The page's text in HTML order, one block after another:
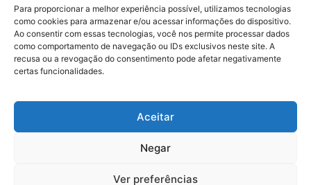
Para proporcionar a melhor experiência possível, utilizamos tecnologias
como cookies para armazenar e/ou acessar informações do dispositivo.
Ao consentir com essas tecnologias, você nos permite processar dados
como comportamento de navegação ou IDs exclusivos neste site. A
recusa ou a revogação do consentimento pode afetar negativamente
certas funcionalidades.
Aceitar
Negar
Ver preferências
CNPJ: 29.653.084/0001-44 / Central de Noticias
Sertão e Agreste
ENDEREÇO: RUA JOSE AMORIM 7A ANDAR 1,
SANTANA DO IPANEMA, ALAGOAS - BR
RESPONSÁVEL: DAVI VALÕES (82) 99808-2367